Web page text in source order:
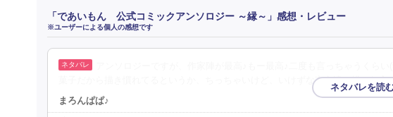
「であいもん 公式コミックアンソロジー ～縁～」感想・レビュー
※ユーザーによる個人の感想です
菓子だから描き慣れてるというか、ちっちゃいけど、いけずな京女達の描かれ方
まろんぱぱ♪